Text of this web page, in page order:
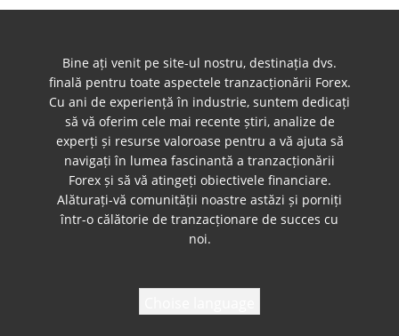
Bine ați venit pe site-ul nostru, destinația dvs.
finală pentru toate aspectele tranzacționării Forex.
Cu ani de experiență în industrie, suntem dedicați
să vă oferim cele mai recente știri, analize de
experți și resurse valoroase pentru a vă ajuta să
navigați în lumea fascinantă a tranzacționării
Forex și să vă atingeți obiectivele financiare.
Alăturați-vă comunității noastre astăzi și porniți
într-o călătorie de tranzacționare de succes cu
noi.